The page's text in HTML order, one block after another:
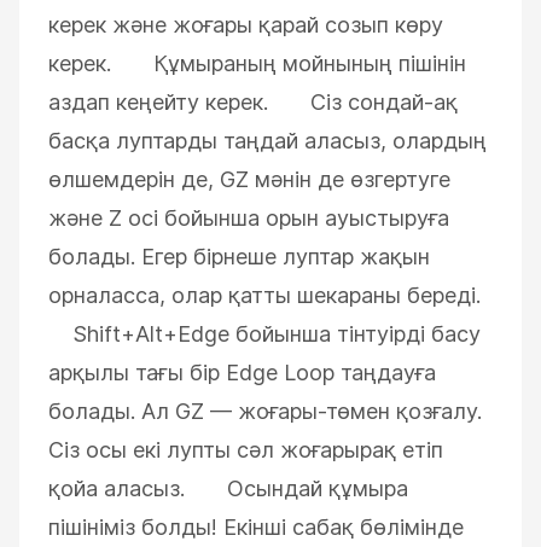
керек және жоғары қарай созып көру
керек. Құмыраның мойнының пішінін
аздап кеңейту керек. Сіз сондай-ақ
басқа луптарды таңдай аласыз, олардың
өлшемдерін де, GZ мәнін де өзгертуге
және Z осі бойынша орын ауыстыруға
болады. Егер бірнеше луптар жақын
орналасса, олар қатты шекараны береді.
Shift+Alt+Edge бойынша тінтуірді басу
арқылы тағы бір Edge Loop таңдауға
болады. Ал GZ — жоғары-төмен қозғалу.
Сіз осы екі лупты сәл жоғарырақ етіп
қойа аласыз. Осындай құмыра
пішініміз болды! Екінші сабақ бөлімінде